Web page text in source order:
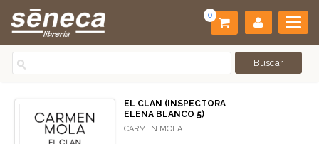
0
EL CLAN (INSPECTORA
ELENA BLANCO 5)
CARMEN MOLA